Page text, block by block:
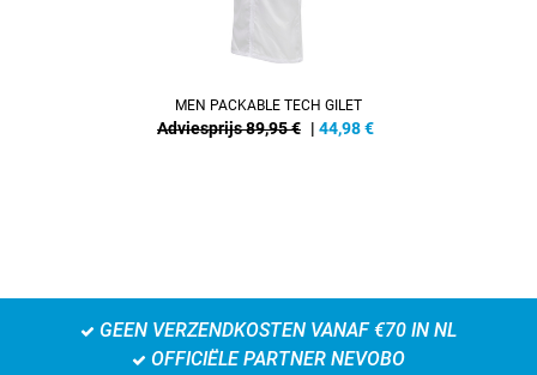
MEN PACKABLE TECH GILET
Adviesprijs 89,95 € | 44,98€
GEEN VERZENDKOSTEN VANAF €70 IN NL
OFFICIËLE PARTNER NEVOBO